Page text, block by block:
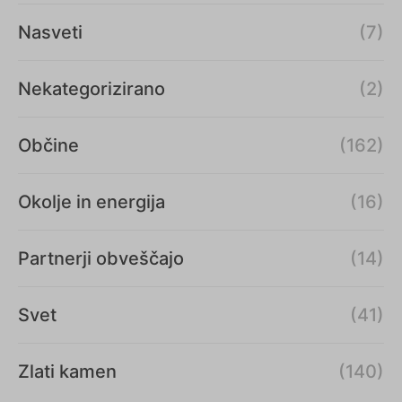
Nasveti (7)
Nekategorizirano (2)
Občine (162)
Okolje in energija (16)
Partnerji obveščajo (14)
Svet (41)
Zlati kamen (140)